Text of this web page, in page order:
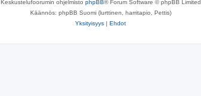
Keskustelufoorumin ohjelmisto phpBB® Forum Software © phpBB Limited
Käännös: phpBB Suomi (lurttinen, harritapio, Pettis)
Yksityisyys | Ehdot